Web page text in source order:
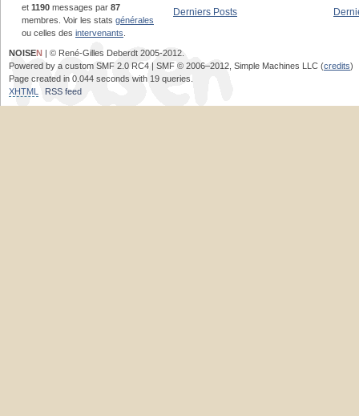
et 1190 messages par 87
membres. Voir les stats générales
ou celles des intervenants
Derniers Posts
NOISEN | © René-Gilles Deberdt 2005-2012.
Powered by a custom SMF 2.0 RC4 | SMF © 2006–2012, Simple Machines LLC (credits)
Page created in 0.044 seconds with 19 queries.
XHTML
RSS feed